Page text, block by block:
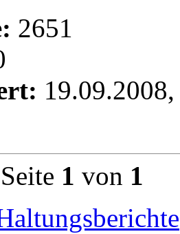
2651
1 von 1